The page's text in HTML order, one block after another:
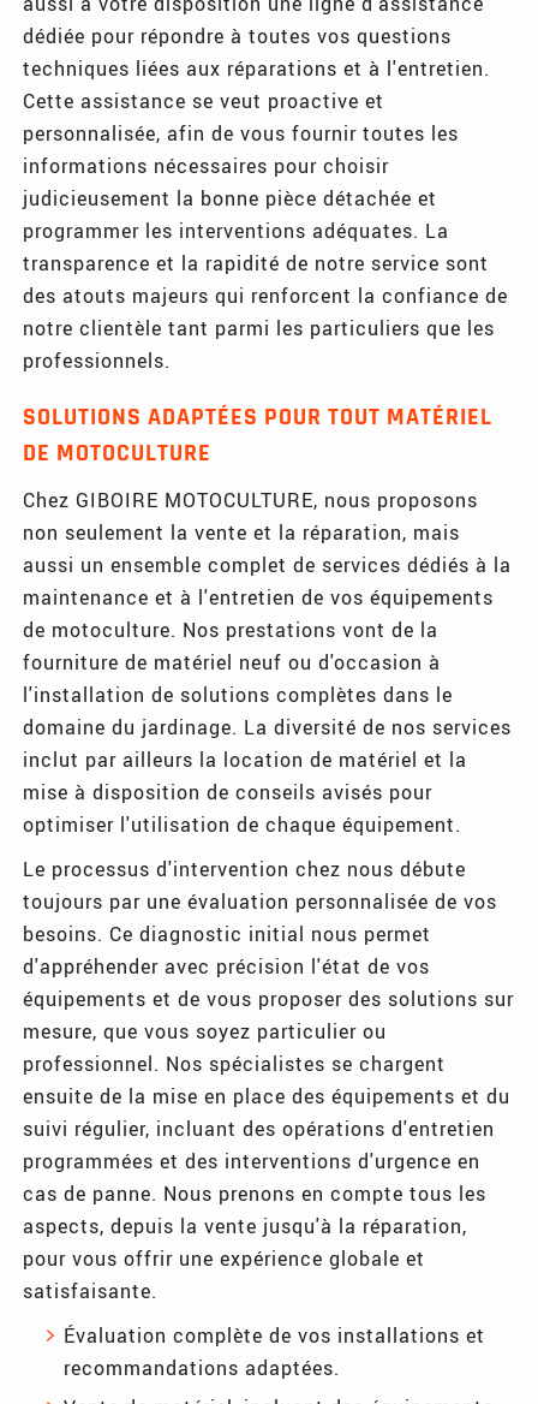
dédiée pour répondre à toutes vos questions
techniques liées aux réparations et à l'entretien.
Cette assistance se veut proactive et
personnalisée, afin de vous fournir toutes les
informations nécessaires pour choisir
judicieusement la bonne pièce détachée et
programmer les interventions adéquates. La
transparence et la rapidité de notre service sont
des atouts majeurs qui renforcent la confiance de
notre clientèle tant parmi les particuliers que les
professionnels.
SOLUTIONS ADAPTÉES POUR TOUT MATÉRIEL
DE MOTOCULTURE
Chez GIBOIRE MOTOCULTURE, nous proposons
non seulement la vente et la réparation, mais
aussi un ensemble complet de services dédiés à la
maintenance et à l'entretien de vos équipements
de motoculture. Nos prestations vont de la
fourniture de matériel neuf ou d'occasion à
l'installation de solutions complètes dans le
domaine du jardinage. La diversité de nos services
inclut par ailleurs la location de matériel et la
mise à disposition de conseils avisés pour
optimiser l'utilisation de chaque équipement.
Le processus d'intervention chez nous débute
toujours par une évaluation personnalisée de vos
besoins. Ce diagnostic initial nous permet
d'appréhender avec précision l'état de vos
équipements et de vous proposer des solutions sur
mesure, que vous soyez particulier ou
professionnel. Nos spécialistes se chargent
ensuite de la mise en place des équipements et du
suivi régulier, incluant des opérations d'entretien
programmées et des interventions d'urgence en
cas de panne. Nous prenons en compte tous les
aspects, depuis la vente jusqu'à la réparation,
pour vous offrir une expérience globale et
satisfaisante.
Évaluation complète de vos installations et
recommandations adaptées.